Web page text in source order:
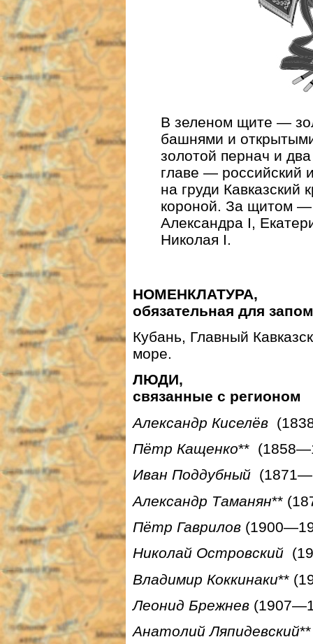
В зеленом щите —
башнями и
золотой пернач и
главе — российский
на груди Кавказский
короной. За щитом —
Александра I,
Николая I.
НОМЕНКЛАТУРА,
обязательная для
Кубань, Главный
море.
ЛЮДИ,
связанные с регионом
Александр Киселёв
Пётр Кащенко**
Иван Поддубный
Александр Таманян**
Пётр Гаврилов
Николай Островский
Владимир Коккинаки**
Леонид Брежнев
Анатолий Ляпидевский